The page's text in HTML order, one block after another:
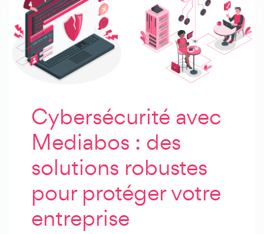
Cybersécurité avec
Mediabos : des
solutions robustes
pour protéger votre
entreprise